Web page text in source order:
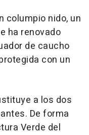
columpio nido, un
ha renovado
de caucho
con un
a los dos
De forma
Verde del